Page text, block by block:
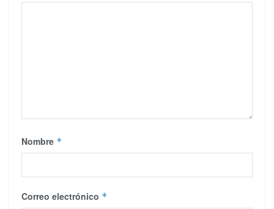
Nombre *
Correo electrónico *